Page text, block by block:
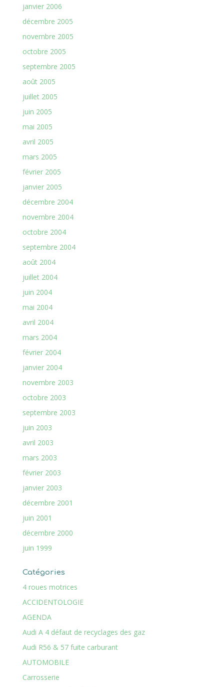
janvier 2006
décembre 2005
novembre 2005
octobre 2005
septembre 2005
août 2005
juillet 2005
juin 2005
mai 2005
avril 2005
mars 2005
février 2005
janvier 2005
décembre 2004
novembre 2004
octobre 2004
septembre 2004
août 2004
juillet 2004
juin 2004
mai 2004
avril 2004
mars 2004
février 2004
janvier 2004
novembre 2003
octobre 2003
septembre 2003
juin 2003
avril 2003
mars 2003
février 2003
janvier 2003
décembre 2001
juin 2001
décembre 2000
juin 1999
Catégories
4 roues motrices
ACCIDENTOLOGIE
AGENDA
Audi A 4 défaut de recyclages des gaz
Audi R56 & 57 fuite carburant
AUTOMOBILE
Carrosserie